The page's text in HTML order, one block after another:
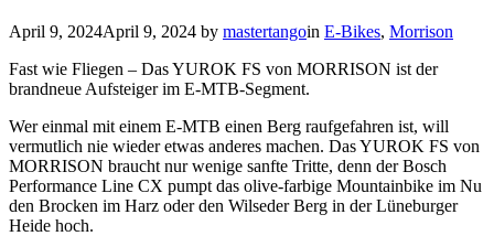
April 9, 2024April 9, 2024 by mastertangoin E-Bikes, Morrison
Fast wie Fliegen – Das YUROK FS von MORRISON ist der
brandneue Aufsteiger im E-MTB-Segment.
Wer einmal mit einem E-MTB einen Berg raufgefahren ist, will
vermutlich nie wieder etwas anderes machen. Das YUROK FS von
MORRISON braucht nur wenige sanfte Tritte, denn der Bosch
Performance Line CX pumpt das olive-farbige Mountainbike im Nu
den Brocken im Harz oder den Wilseder Berg in der Lüneburger
Heide hoch.